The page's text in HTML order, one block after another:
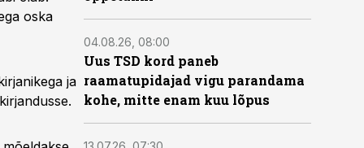
oska
ja
04.08.26, 08:00
Uus TSD kord paneb
raamatupidajad vigu parandama
kohe, mitte enam kuu lõpus